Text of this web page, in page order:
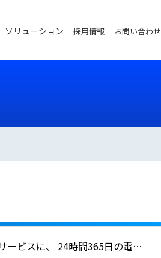
ソリューション 採用情報 お問い合わせ
ービスに、 24時間365日の電話